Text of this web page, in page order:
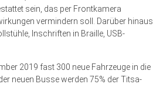
sein, das per Frontkamera
vermindern soll. Darüber hinaus
Inschriften in Braille, USB-
2019 fast 300 neue Fahrzeuge in die
neuen Busse werden 75% der Titsa-